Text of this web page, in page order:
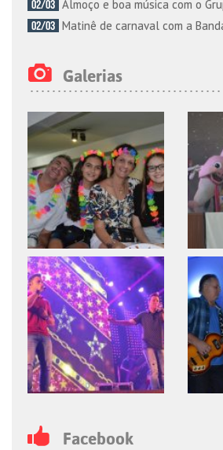
02/03 Almoço e boa música com o
02/03 Matinê de carnaval com a
Galerias
Facebook